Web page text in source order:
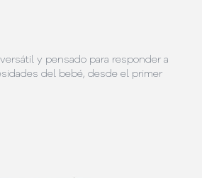
y pensado para responder a
del bebé, desde el primer